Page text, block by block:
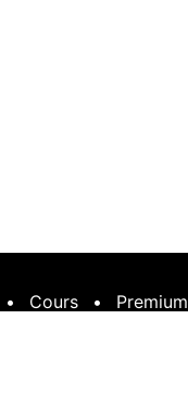
• Cours • Premium